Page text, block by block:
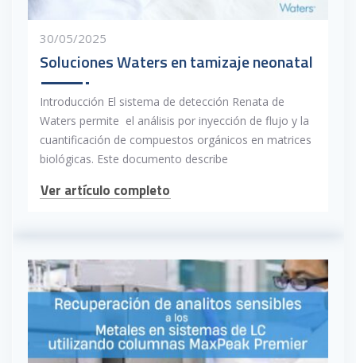
30/05/2025
Soluciones Waters en tamizaje neonatal
Introducción El sistema de detección Renata de
Waters permite el análisis por inyección de flujo y la
cuantificación de compuestos orgánicos en matrices
biológicas. Este documento describe
Ver artículo completo